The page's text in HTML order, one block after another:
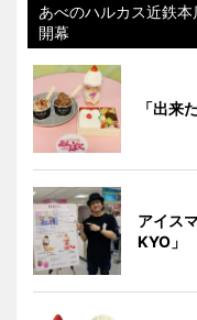
あべのハルカス近鉄本
開幕
「出来
アイス
KYO」